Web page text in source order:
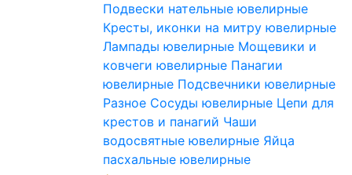
Подвески нательные ювелирные
Кресты, иконки на митру ювелирные
Лампады ювелирные Мощевики и
ковчеги ювелирные Панагии
ювелирные Подсвечники ювелирные
Разное Сосуды ювелирные Цепи для
крестов и панагий Чаши
водосвятные ювелирные Яйца
пасхальные ювелирные